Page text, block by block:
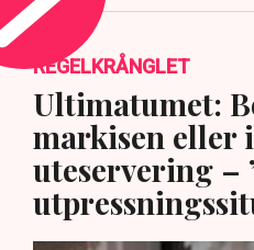
REGELKRÅNGLET
Ultimatumet:
markisen eller
uteservering –